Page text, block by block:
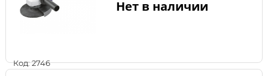
Код: 2746
Нет в наличии